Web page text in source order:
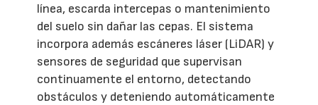
línea, escarda intercepas o mantenimiento
del suelo sin dañar las cepas. El sistema
incorpora además escáneres láser (LiDAR) y
sensores de seguridad que supervisan
continuamente el entorno, detectando
obstáculos y deteniendo automáticamente